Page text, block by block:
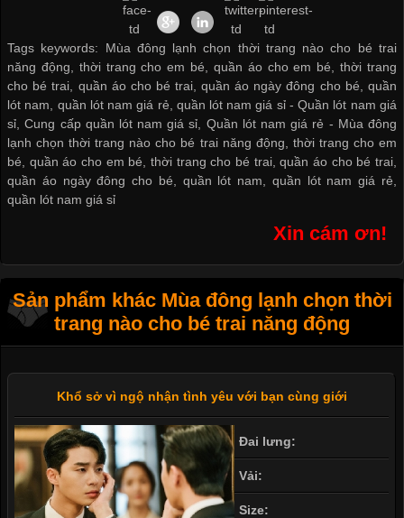
Tags keywords: Mùa đông lạnh chọn thời trang nào cho bé trai
năng động, thời trang cho em bé, quần áo cho em bé, thời trang
cho bé trai, quần áo cho bé trai, quần áo ngày đông cho bé, quần
lót nam, quần lót nam giá rẻ, quần lót nam giá sỉ -Quần lót nam giá
sỉ ,Cung cấp quần lót nam giá sỉ Quần lót nam giá rẻ - Mùa đông
lạnh chọn thời trang nào cho bé trai năng động
thời trang cho em
bé
quần áo cho em bé ,thời trang cho bé trai,quần áo cho bé trai,
quần áo ngày đông cho bé
quần lót nam quần lót nam giá rẻ
quần lót nam giá sỉ
Xin cám ơn!
Sản phẩm khác Mùa đông lạnh chọn thời
trang nào cho bé trai năng động
Khổ sở vì ngộ nhận tình yêu với bạn cùng giới
Đai lưng:
Vải:
Size: